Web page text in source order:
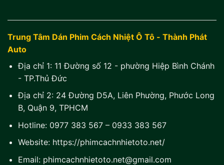
Trung Tâm Dán Phim Cách Nhiệt Ô Tô - Thành Phát
Auto
Địa chỉ 1: 11 Đường số 12 - phường Hiệp Bình Chánh
- TP.Thủ Đức
Địa chỉ 2: 24 Đường D5A, Liên Phường, Phước Long
B, Quận 9, TPHCM
Hotline: 0977 383 567– 0933 383 567
Website: https://phimcachnhietoto.net/
Email: phimcachnhietoto.net@gmail.com